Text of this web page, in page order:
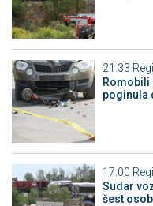
21:33
Romobili
poginula
17:00
Sudar
šest